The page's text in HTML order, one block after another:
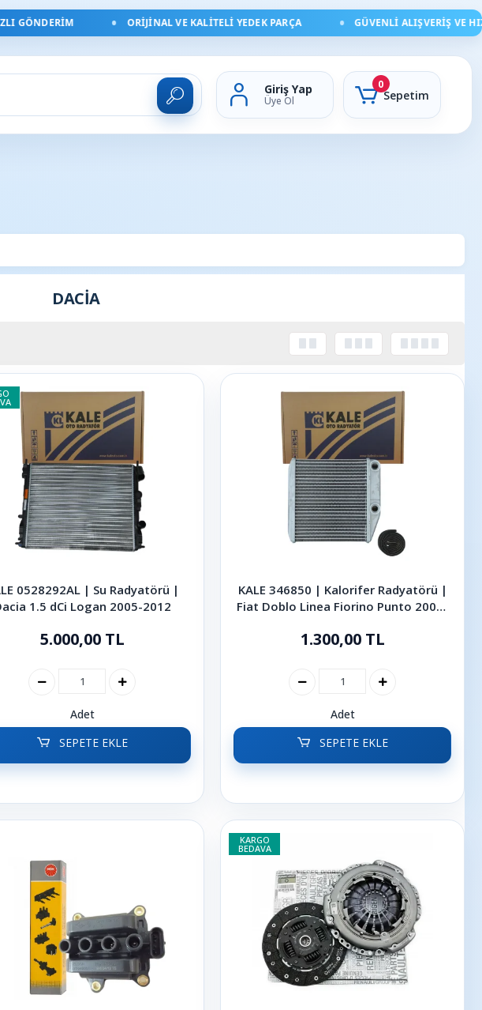
ORIJINAL VE KALITELI YEDEK PARÇA GÜVENLI ALIŞVERIŞ VE HIZLI
Giriş Yap
Üye Ol
0
Sepetim
DACİA
0528292AL | Su Radyatörü |
1.5 dCi Logan 2005-2012
5.000,00 TL
Adet
SEPETE EKLE
KALE 346850 | Kalorifer Radyatörü |
Fiat Doblo Linea Fiorino Punto 2006-
1.300,00 TL
Adet
SEPETE EKLE
KARGO
BEDAVA